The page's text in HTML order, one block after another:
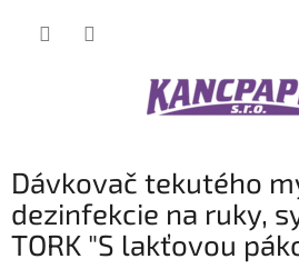
Dávkovač tekutého
dezinfekcie na ruky,
TORK "S lakťovou